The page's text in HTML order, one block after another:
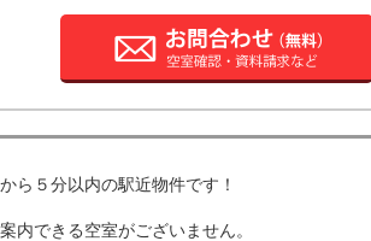
ら５分以内の駅近物件です！
内できる空室がございません。